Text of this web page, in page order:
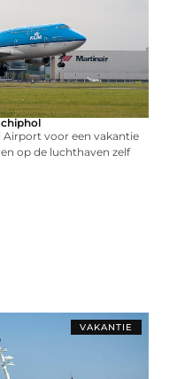
Airport voor een vakantie
op de luchthaven zelf
VAKANTIE